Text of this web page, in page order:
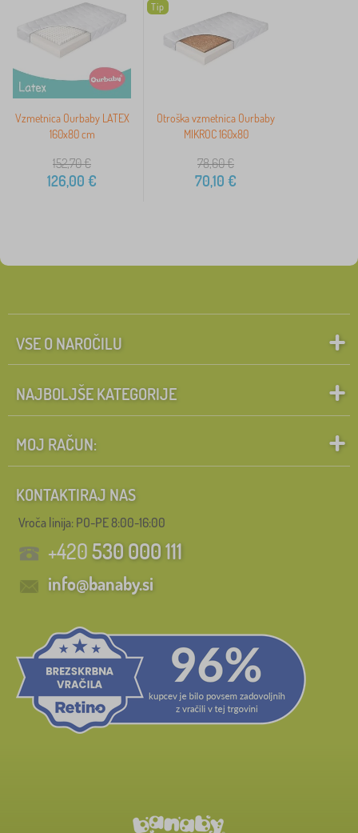
Vzmetnica Ourbaby LATEX
160x80 cm
152,70€
126,00 €
Tip
Otroška vzmetnica Ourbaby
MIKROC 160x80
78,60€
70,10 €
VSE O NAROČILU
NAJBOLJŠE KATEGORIJE
MOJ RAČUN:
KONTAKTIRAJ NAS
Vroča linija: PO-PE 8:00-16:00
+420530 000 111
info@banaby.si